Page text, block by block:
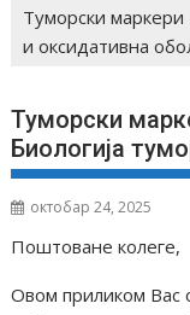
Туморски
и оксидативна
Туморски
Биологија
октобар 24, 2025
Поштоване колеге,
Овом приликом Вас